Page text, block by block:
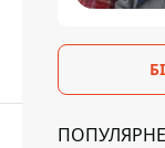
ПОПУЛЯРНЕ